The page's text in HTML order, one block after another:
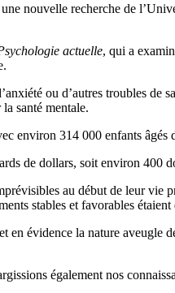
nouvelle recherche de
actuelle, qui a
ou d’autres troubles de
santé mentale.
environ 314 000 enfants âgés
de dollars, soit environ 400
au début de leur vie
stables et favorables
évidence la nature aveugle
également nos